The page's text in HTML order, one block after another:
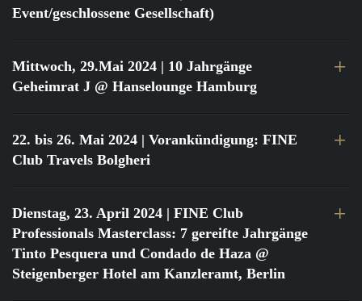
Event/geschlossene Gesellschaft)
Mittwoch, 29.Mai 2024 | 10 Jahrgänge
Geheimrat J @ Hanselounge Hamburg
22. bis 26. Mai 2024 | Vorankündigung: FINE
Club Travels Bolgheri
Dienstag, 23. April 2024 | FINE Club
Professionals Masterclass: 7 gereifte Jahrgänge
Tinto Pesquera und Condado de Haza @
Steigenberger Hotel am Kanzleramt, Berlin